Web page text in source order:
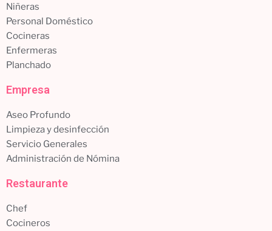
Niñeras
Personal Doméstico
Cocineras
Enfermeras
Planchado
Empresa
Aseo Profundo
Limpieza y desinfección
Servicio Generales
Administración de Nómina
Restaurante
Chef
Cocineros